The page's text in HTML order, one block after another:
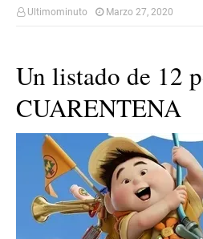
Ultimominuto Marzo 27, 2020
Un listado de 12
CUARENTENA